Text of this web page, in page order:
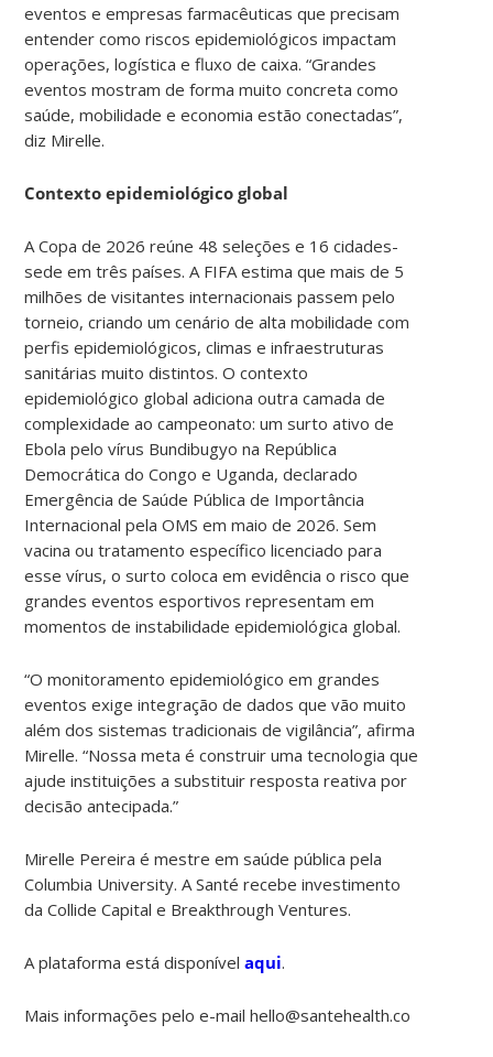
eventos e empresas farmacêuticas que precisam
entender como riscos epidemiológicos impactam
operações, logística e fluxo de caixa. “Grandes
eventos mostram de forma muito concreta como
saúde, mobilidade e economia estão conectadas”,
diz Mirelle.
Contexto epidemiológico global
A Copa de 2026 reúne 48 seleções e 16 cidades-
sede em três países. A FIFA estima que mais de 5
milhões de visitantes internacionais passem pelo
torneio, criando um cenário de alta mobilidade com
perfis epidemiológicos, climas e infraestruturas
sanitárias muito distintos. O contexto
epidemiológico global adiciona outra camada de
complexidade ao campeonato: um surto ativo de
Ebola pelo vírus Bundibugyo na República
Democrática do Congo e Uganda, declarado
Emergência de Saúde Pública de Importância
Internacional pela OMS em maio de 2026. Sem
vacina ou tratamento específico licenciado para
esse vírus, o surto coloca em evidência o risco que
grandes eventos esportivos representam em
momentos de instabilidade epidemiológica global.
“O monitoramento epidemiológico em grandes
eventos exige integração de dados que vão muito
além dos sistemas tradicionais de vigilância”, afirma
Mirelle. “Nossa meta é construir uma tecnologia que
ajude instituições a substituir resposta reativa por
decisão antecipada.”
Mirelle Pereira é mestre em saúde pública pela
Columbia University. A Santé recebe investimento
da Collide Capital e Breakthrough Ventures.
A plataforma está disponívelaqui.
Mais informações pelo e-mail hello@santehealth.co